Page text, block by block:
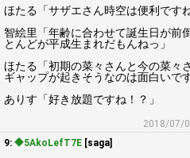
ほたる「サザエさん時空は便利ですね
智絵里「年齢に合わせて誕生日が前
とんどが平成生まれだもんねっ」
ほたる「初期の菜々さんと今の菜々
ギャップが起きそうなのは面白いです
ありす「好き放題ですね！？」
2018/07/
9: ◆5AkoLefT7E [saga]